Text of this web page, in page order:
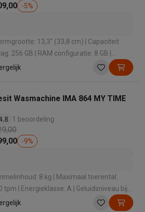
-5%
13,3" (33,8 cm) | Capaciteit
256 GB | RAM configuratie: 8 GB |
oplossing: Intel Iris Plus Graphics |
Liquid Retina (2560 x 1600 px)
Wasmachine IMA 864 MY TIME
1 beoordeling
-9%
8 kg | Maximaal toerental:
| Energieklasse: A | Geluidsniveau bij
76 dB | Dosering wasmiddel: